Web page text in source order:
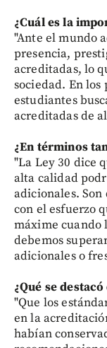
¿Cuál es la
"Ante el mundo
presencia,
acreditadas, lo
sociedad. En los
estudiantes
acreditadas de
¿En términos
"La Ley 30 dice
alta calidad
adicionales.
con el esfuerzo
máxime cuando
debemos
adicionales o
¿Qué se
"Que los
en la
habían